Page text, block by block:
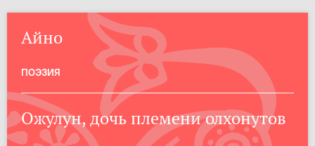
Айно
ПОЭЗИЯ
Ожулун, дочь племени олхонутов